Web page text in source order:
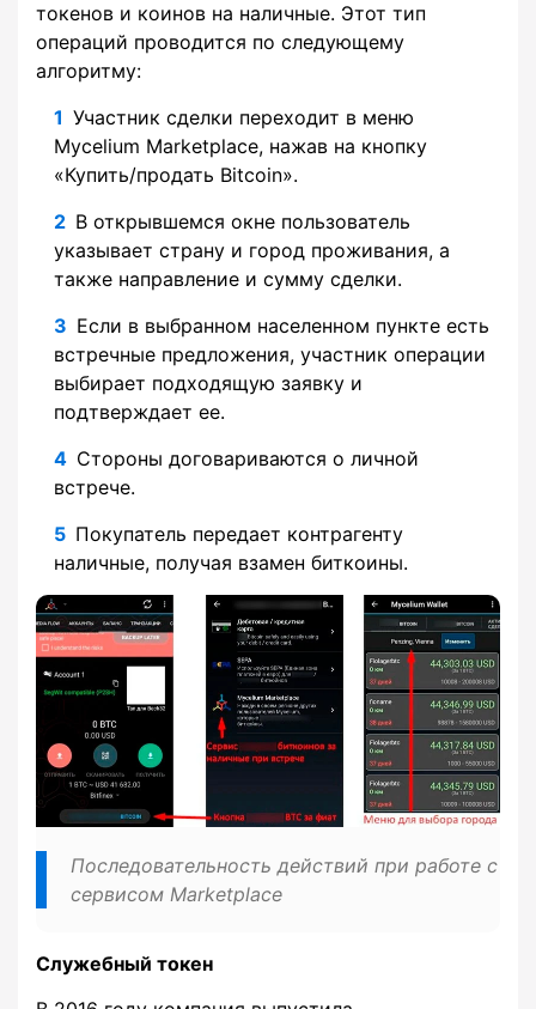
токенов и коинов на наличные. Этот тип
операций проводится по следующему
алгоритму:
Участник сделки переходит в меню
Mycelium Marketplace, нажав на кнопку
«Купить/продать Bitcoin».
В открывшемся окне пользователь
указывает страну и город проживания, а
также направление и сумму сделки.
Если в выбранном населенном пункте есть
встречные предложения, участник операции
выбирает подходящую заявку и
подтверждает ее.
Стороны договариваются о личной
встрече.
Покупатель передает контрагенту
наличные, получая взамен биткоины.
Последовательность действий при работе с
сервисом Marketplace
Служебный токен